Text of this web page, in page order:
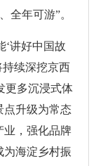
全年可游”。
讲好中国故
持续深挖京西
更多沉浸式体
点升级为常态
业，强化品牌
为海淀乡村振